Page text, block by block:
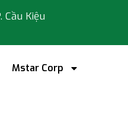
Cầu Kiệu
Mstar Corp